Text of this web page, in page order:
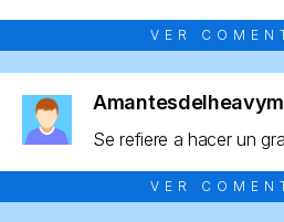
VER
Se refiere a hacer un
VER